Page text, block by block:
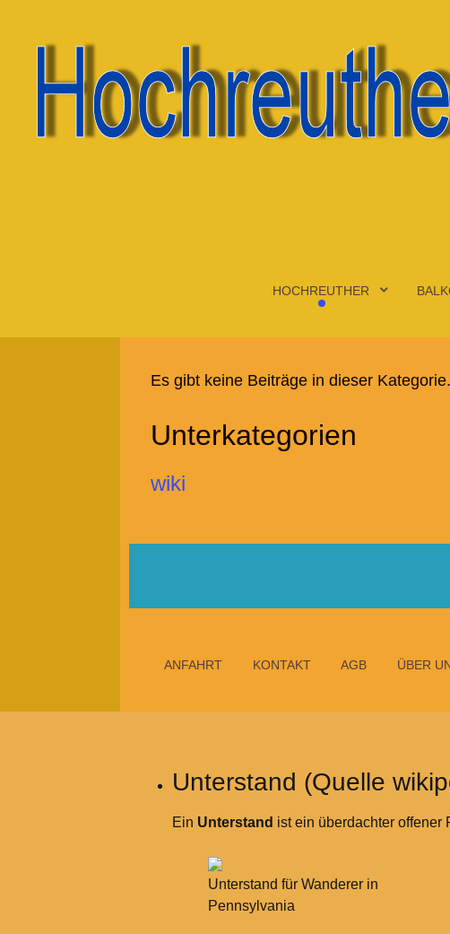
HOCHREUTHER
Es gibt keine Beiträge in dieser
Unterkategorien
wiki
ANFAHRT KONTAKT AGB ÜBER
Unterstand (Quelle
Ein Unterstand ist ein überdachter offener
Unterstand für Wanderer in
Pennsylvania